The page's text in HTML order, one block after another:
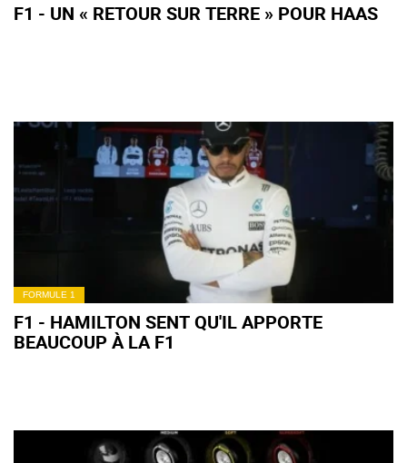
F1 - UN « RETOUR SUR TERRE » POUR HAAS
FORMULE 1
F1 - HAMILTON SENT QU'IL APPORTE
BEAUCOUP À LA F1